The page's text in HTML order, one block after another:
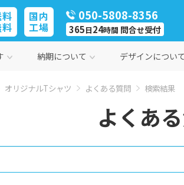
050-5808-8356
365日24時間 問合せ受付
国内
工場
納期について デザインについて
オリジナルTシャツ よくある質問 検索結果
よくあ